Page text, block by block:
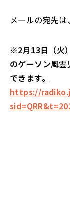
メールの宛先は、
※2月13日（火
のゲーソン風雲
できます。
https://